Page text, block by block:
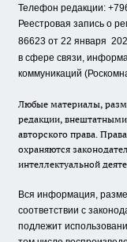
Телефон редакции:
Реестровая запись о
86623 от 22 января
в сфере связи,
коммуникаций
Любые материалы,
редакции,
авторского права.
охраняются
интеллектуальной
Вся информация,
соответствии с
подлежит